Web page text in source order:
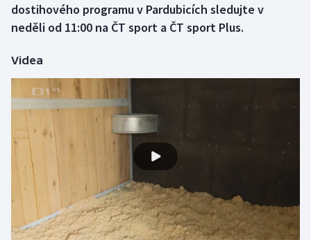
Dostihy
Florbal
Futsal
Golf
Gymnastika
Házená
Jezdectví
dostihového programu v Pardubicích sledujte v
neděli od 11:00 na ČT sport a ČT sport Plus.
Videa